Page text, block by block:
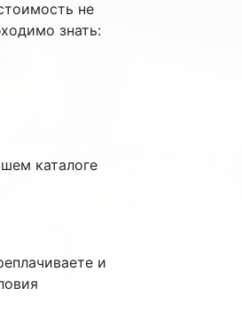
не
знать:
каталоге
и